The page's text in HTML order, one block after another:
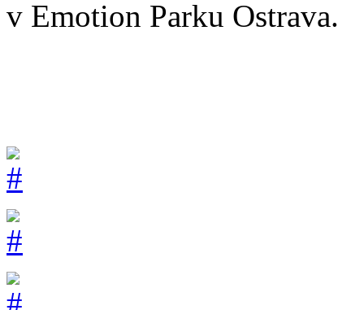
v Emotion Parku Ostrava.